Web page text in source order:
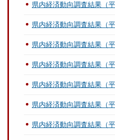
県内経済動向調査結果（
県内経済動向調査結果（
県内経済動向調査結果（
県内経済動向調査結果（
県内経済動向調査結果（
県内経済動向調査結果（
県内経済動向調査結果（